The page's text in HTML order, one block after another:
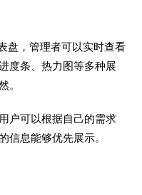
盘，管理者可以实时查看
度条、热力图等多种展
。
户可以根据自己的需求
信息能够优先展示。